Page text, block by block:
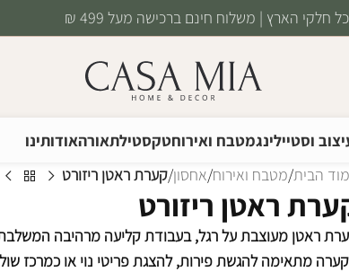
חלקי הארץ | משלוח חינם ברכישה מעל 499 ₪
וסטיילינגמטבח ואירוחטקסטילתאורהאודותינו
הבית/מטבח ואירוח/אחסון/קערת ראטן ריזורט
ראטן ריזורט
ראטן מעוצבת על רגל, בעבודת קליעה מרהיבה
מתאימה להגשת פירות, להצגת פריטי נוי או כמרכז